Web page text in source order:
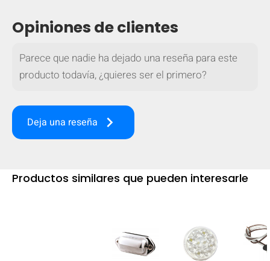
turn your phone to ]
Opiniones de clientes
Parece que nadie ha dejado una reseña para este
producto todavía, ¿quieres ser el primero?
Deja una reseña keyboard_arrow_right
Productos similares que pueden interesarle